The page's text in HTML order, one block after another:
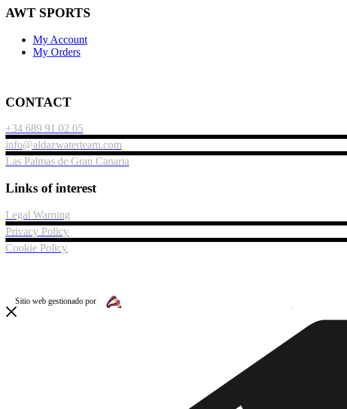
AWT SPORTS
My Account
My Orders
CONTACT
+34 689 91 02 05
info@aldazwaterteam.com
Las Palmas de Gran Canaria
Links of interest
Legal Warning
Privacy Policy
Cookie Policy
Sitio web gestionado por